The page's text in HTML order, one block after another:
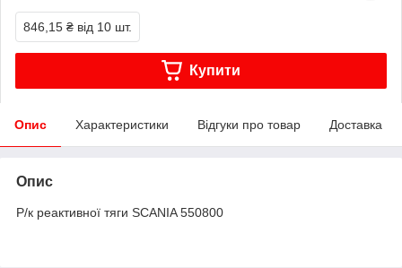
846,15 ₴ від 10 шт.
Купити
Опис Характеристики Відгуки про товар Доставка
Опис
Р/к реактивної тяги SCANIA 550800